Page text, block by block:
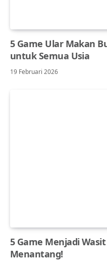
5 Game Ular Makan
untuk Semua Usia
19 Februari 2026
5 Game Menjadi
Menantang!